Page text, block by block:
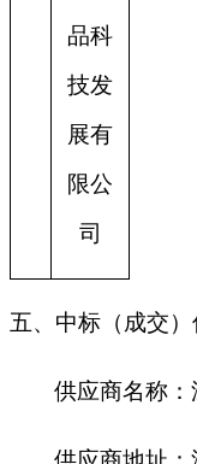
品科
技发
展有
限公
司
五、中标（成交）
供应商名称：